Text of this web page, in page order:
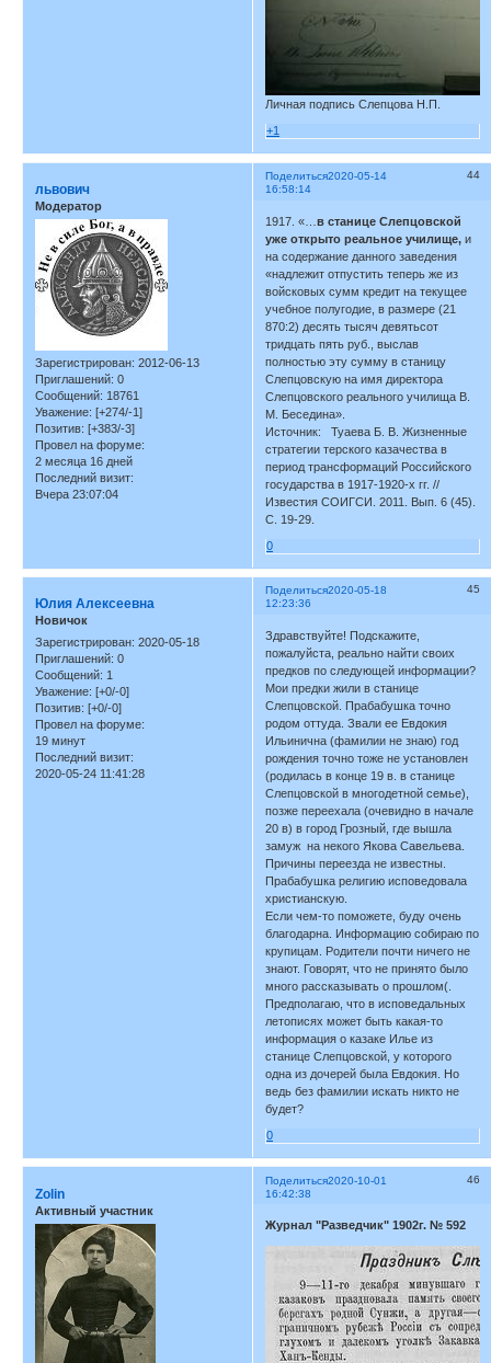
Личная подпись Слепцова Н.П.
+1
Поделиться 44
2020-05-14
16:58:14
львович
Модератор
Зарегистрирован: 2012-06-13
Приглашений: 0
Сообщений: 18761
Уважение: [+274/-1]
Позитив: [+383/-3]
Провел на форуме:
2 месяца 16 дней
Последний визит:
Вчера 23:07:04
1917. «…в станице Слепцовской
уже открыто реальное училище, и
на содержание данного заведения
«надлежит отпустить теперь же из
войсковых сумм кредит на текущее
учебное полугодие, в размере (21
870:2) десять тысяч девятьсот
тридцать пять руб., выслав
полностью эту сумму в станицу
Слепцовскую на имя директора
Слепцовского реального училища В.
М. Беседина».
Источник: Туаева Б. В. Жизненные
стратегии терского казачества в
период тран­сформаций Российского
государства в 1917‑1920‑х гг. //
Известия СОИГСИ. 2011. Вып. 6 (45).
С. 19-29.
0
Поделиться 45
2020-05-18
12:23:36
Юлия Алексеевна
Новичок
Зарегистрирован: 2020-05-18
Приглашений: 0
Сообщений: 1
Уважение: [+0/-0]
Позитив: [+0/-0]
Провел на форуме:
19 минут
Последний визит:
2020-05-24 11:41:28
Здравствуйте! Подскажите,
пожалуйста, реально найти своих
предков по следующей информации?
Мои предки жили в станице
Слепцовской. Прабабушка точно
родом оттуда. Звали ее Евдокия
Ильинична (фамилии не знаю) год
рождения точно тоже не установлен
(родилась в конце 19 в. в станице
Слепцовской в многодетной семье),
позже переехала (очевидно в начале
20 в) в город Грозный, где вышла
замуж на некого Якова Савельева.
Причины переезда не известны.
Прабабушка религию исповедовала
христианскую.
Если чем-то поможете, буду очень
благодарна. Информацию собираю по
крупицам. Родители почти ничего не
знают. Говорят, что не принято было
много рассказывать о прошлом(.
Предполагаю, что в исповедальных
летописях может быть какая-то
информация о казаке Илье из
станице Слепцовской, у которого
одна из дочерей была Евдокия. Но
ведь без фамилии искать никто не
будет?
0
Поделиться 46
2020-10-01
16:42:38
Zolin
Активный участник
Журнал "Разведчик" 1902г. № 592